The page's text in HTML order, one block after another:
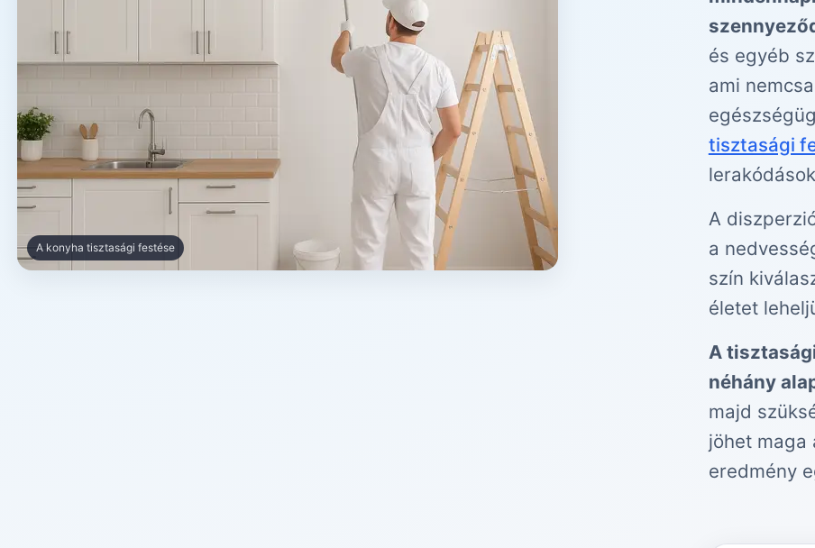
A konyha tisztasági festése
és egyéb
ami
tisztasági
A
a
szín
életet
A
néhány
majd
jöhet maga
eredmény